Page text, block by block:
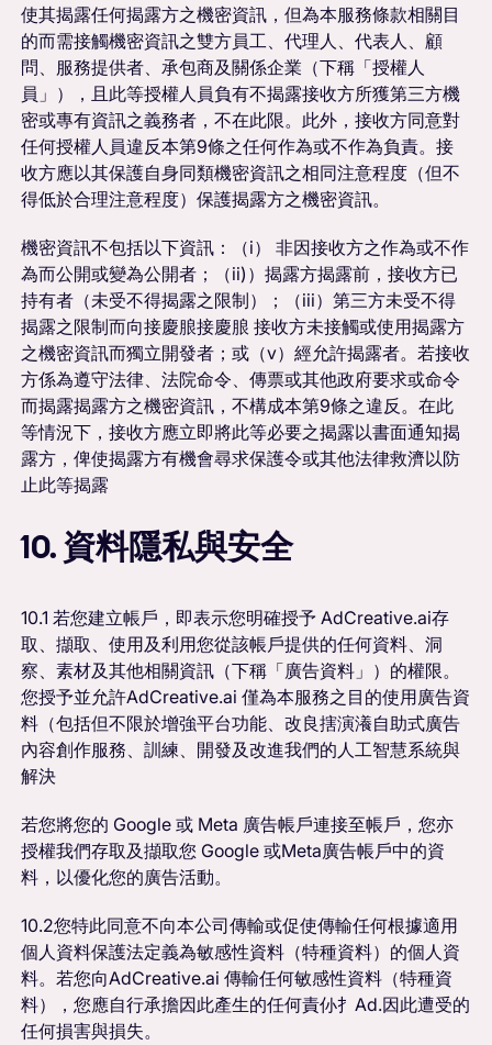
使其揭露任何揭露方之機密資訊，但為本服務條款相關目
的而需接觸機密資訊之雙方員工、代理人、代表人、顧
問、服務提供者、承包商及關係企業（下稱「授權人
員」），且此等授權人員負有不揭露接收方所獲第三方機
密或專有資訊之義務者，不在此限。此外，接收方同意對
任何授權人員違反本第9條之任何作為或不作為負責。接
收方應以其保護自身同類機密資訊之相同注意程度（但不
得低於合理注意程度）保護揭露方之機密資訊。
機密資訊不包括以下資訊：（i） 非因接收方之作為或不作
為而公開或變為公開者；（ii)）揭露方揭露前，接收方已
持有者（未受不得揭露之限制）；（iii）第三方未受不得
揭露之限制而向接慶朖接慶朖 接收方未接觸或使用揭露方
之機密資訊而獨立開發者；或（v）經允許揭露者。若接收
方係為遵守法律、法院命令、傳票或其他政府要求或命令
而揭露揭露方之機密資訊，不構成本第9條之違反。在此
等情況下，接收方應立即將此等必要之揭露以書面通知揭
露方，俾使揭露方有機會尋求保護令或其他法律救濟以防
止此等揭露
10. 資料隱私與安全
10.1 若您建立帳戶，即表示您明確授予 AdCreative.ai存
取、擷取、使用及利用您從該帳戶提供的任何資料、洞
察、素材及其他相關資訊（下稱「廣告資料」）的權限。
您授予並允許AdCreative.ai 僅為本服務之目的使用廣告資
料（包括但不限於增強平台功能、改良搳演瀁自助式廣告
內容創作服務、訓練、開發及改進我們的人工智慧系統與
解決
若您將您的 Google 或 Meta 廣告帳戶連接至帳戶，您亦
授權我們存取及擷取您 Google 或Meta廣告帳戶中的資
料，以優化您的廣告活動。
10.2您特此同意不向本公司傳輸或促使傳輸任何根據適用
個人資料保護法定義為敏感性資料（特種資料）的個人資
料。若您向AdCreative.ai 傳輸任何敏感性資料（特種資
料），您應自行承擔因此產生的任何責仦扌Ad.因此遭受的
任何損害與損失。